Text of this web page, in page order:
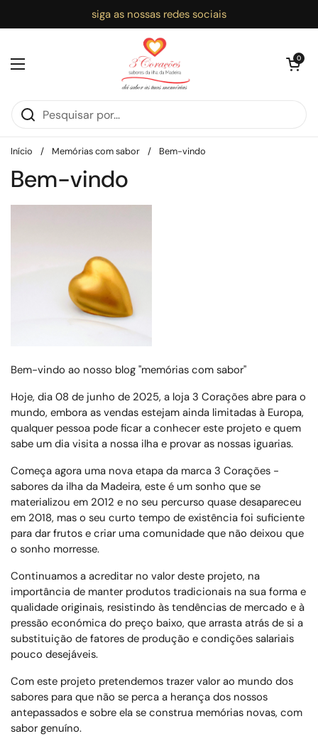
siga as nossas redes sociais
Abrir menu
Abrir
0
Início / Memórias com sabor / Bem-vindo
Bem-vindo
Bem-vindo ao nosso blog "memórias com sabor"
Hoje, dia 08 de junho de 2025, a loja 3 Corações abre para o
mundo, embora as vendas estejam ainda limitadas à Europa,
qualquer pessoa pode ficar a conhecer este projeto e quem
sabe um dia visita a nossa ilha e provar as nossas iguarias.
Começa agora uma nova etapa da marca 3 Corações -
sabores da ilha da Madeira, este é um sonho que se
materializou em 2012 e no seu percurso quase desapareceu
em 2018, mas o seu curto tempo de existência foi suficiente
para dar frutos e criar uma comunidade que não deixou que
o sonho morresse.
Continuamos a acreditar no valor deste projeto, na
importância de manter produtos tradicionais na sua forma e
qualidade originais, resistindo às tendências de mercado e à
pressão económica do preço baixo, que arrasta atrás de si a
substituição de fatores de produção e condições salariais
pouco desejáveis.
Com este projeto pretendemos trazer valor ao mundo dos
sabores para que não se perca a herança dos nossos
antepassados e sobre ela se construa memórias novas, com
sabor genuíno.